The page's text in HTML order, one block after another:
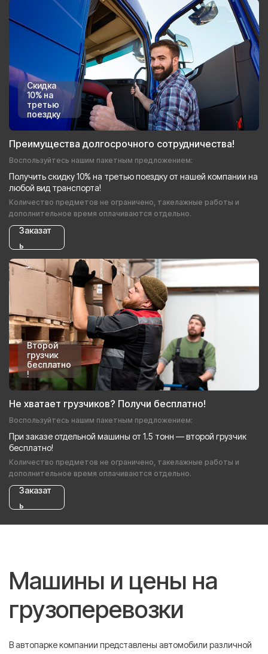
Скидка
10% на
третью
поездку
Преимущества долгосрочного сотрудничества!
Воспользуйтесь нашим пакетным предложением:
Получить скидку 10% на третью поездку от нашей компании на
любой вид транспорта!
Количество предметов не ограничено, такелажные работы и
дополнительное время оплачиваются отдельно.
Заказат
ь
Второй
грузчик
бесплатно
!
Не хватает грузчиков? Получи бесплатно!
Воспользуйтесь нашим пакетным предложением:
При заказе отдельной машины от 1.5 тонн — второй грузчик
бесплатно!
Количество предметов не ограничено, такелажные работы и
дополнительное время оплачиваются отдельно.
Заказат
ь
Машины и цены на
грузоперевозки
В автопарке компании представлены автомобили различной